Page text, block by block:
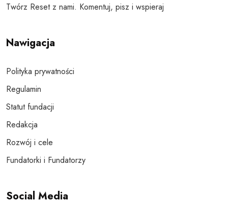
Twórz Reset z nami. Komentuj, pisz i wspieraj
Nawigacja
Polityka prywatności
Regulamin
Statut fundacji
Redakcja
Rozwój i cele
Fundatorki i Fundatorzy
Social Media